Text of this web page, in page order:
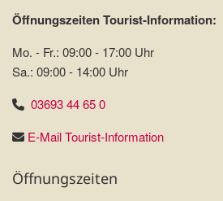
Öffnungszeiten Tourist-Information:
Mo. - Fr.: 09:00 - 17:00 Uhr
Sa.: 09:00 - 14:00 Uhr
03693 44 65 0
E-Mail Tourist-Information
Öffnungszeiten